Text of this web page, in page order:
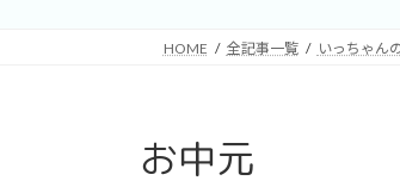
HOME 全記事一覧 いっちゃん
お中元